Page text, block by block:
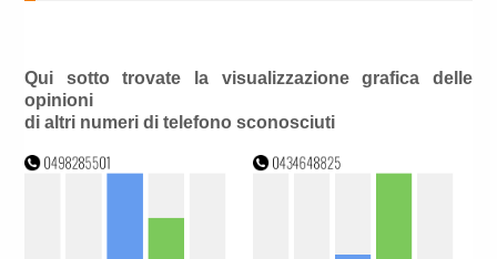
Qui sotto trovate la visualizzazione grafica delle
opinioni
di altri numeri di telefono sconosciuti